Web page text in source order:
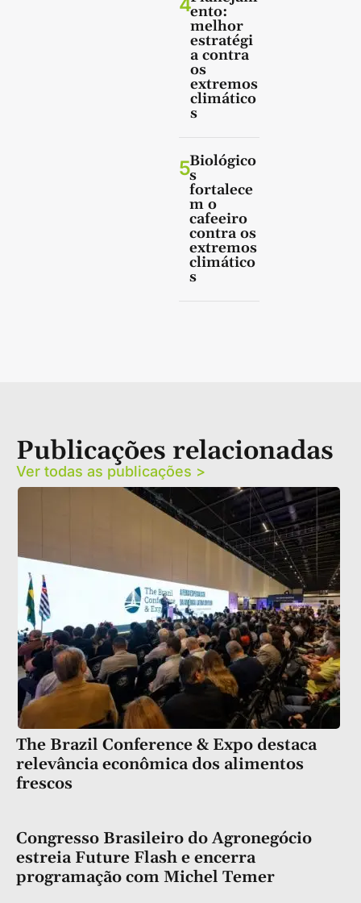
ento:
melhor
estratégi
a contra
os
extremos
climático
s
5Biológico
s
fortalece
m o
cafeeiro
contra os
extremos
climático
s
Publicações relacionadas
Ver todas as publicações >
The Brazil Conference & Expo destaca
relevância econômica dos alimentos
frescos
Congresso Brasileiro do Agronegócio
estreia Future Flash e encerra
programação com Michel Temer